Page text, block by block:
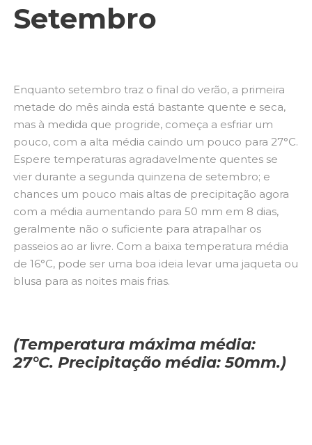
Setembro
Enquanto setembro traz o final do verão, a primeira
metade do mês ainda está bastante quente e seca,
mas à medida que progride, começa a esfriar um
pouco, com a alta média caindo um pouco para 27°C.
Espere temperaturas agradavelmente quentes se
vier durante a segunda quinzena de setembro; e
chances um pouco mais altas de precipitação agora
com a média aumentando para 50 mm em 8 dias,
geralmente não o suficiente para atrapalhar os
passeios ao ar livre. Com a baixa temperatura média
de 16°C, pode ser uma boa ideia levar uma jaqueta ou
blusa para as noites mais frias.
(Temperatura máxima média:
27°C. Precipitação média: 50mm.)